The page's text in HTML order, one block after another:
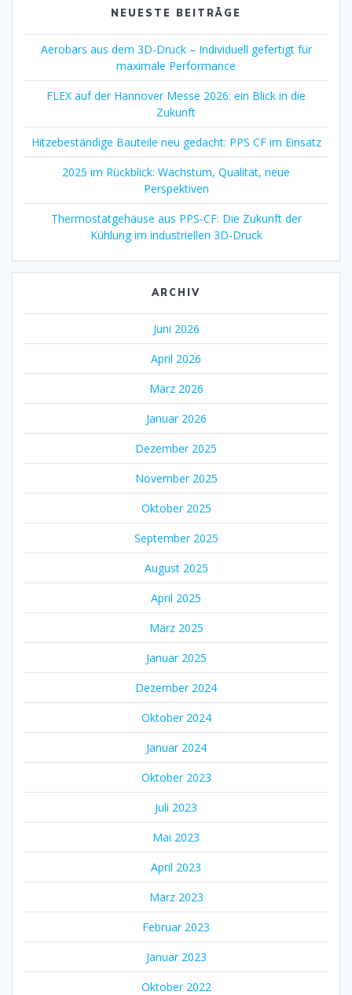
NEUESTE BEITRÄGE
Aerobars aus dem 3D-Druck – Individuell gefertigt für
maximale Performance
FLEX auf der Hannover Messe 2026: ein Blick in die
Zukunft
Hitzebeständige Bauteile neu gedacht: PPS CF im Einsatz
2025 im Rückblick: Wachstum, Qualität, neue
Perspektiven
Thermostatgehäuse aus PPS-CF: Die Zukunft der
Kühlung im industriellen 3D-Druck
ARCHIV
Juni 2026
April 2026
März 2026
Januar 2026
Dezember 2025
November 2025
Oktober 2025
September 2025
August 2025
April 2025
März 2025
Januar 2025
Dezember 2024
Oktober 2024
Januar 2024
Oktober 2023
Juli 2023
Mai 2023
April 2023
März 2023
Februar 2023
Januar 2023
Oktober 2022